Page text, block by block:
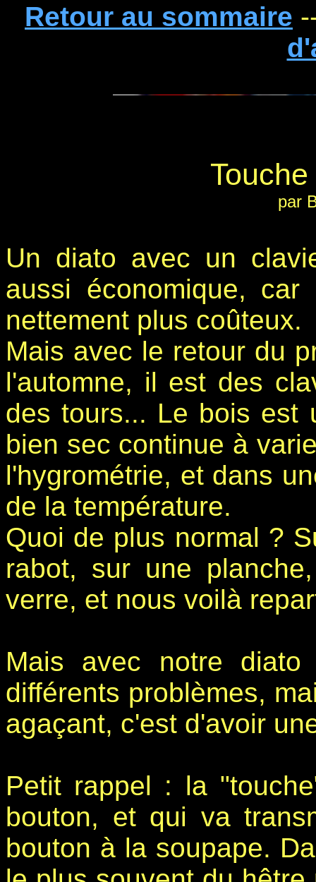
Retour au sommaire
par
Un diato avec un
aussi économique,
nettement plus coûteux.
Mais avec le retour du
l'automne, il est des
des tours... Le bois est
bien sec continue à
l'hygrométrie, et dans
de la température.
Quoi de plus normal ?
rabot, sur une
verre, et nous voilà
Mais avec notre
différents problèmes,
agaçant, c'est d'avoir
Petit rappel : la
bouton, et qui va
bouton à la soupape.